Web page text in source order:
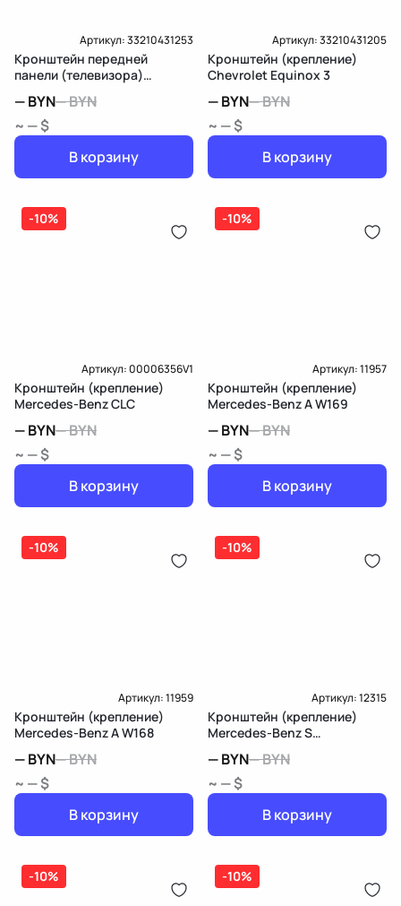
Артикул:33210431253
Кронштейн передней
панели (телевизора)
—BYN—BYN
~ — $
В корзину
Артикул:33210431205
Кронштейн (крепление)
Chevrolet Equinox 3
—BYN—BYN
~ — $
В корзину
-10%
Артикул:00006356V1
Кронштейн (крепление)
Mercedes-Benz CLC
—BYN—BYN
~ — $
В корзину
-10%
Артикул:11957
Кронштейн (крепление)
Mercedes-Benz A W169
—BYN—BYN
~ — $
В корзину
-10%
Артикул:11959
Кронштейн (крепление)
Mercedes-Benz A W168
—BYN—BYN
~ — $
В корзину
-10%
Артикул:12315
Кронштейн (крепление)
Mercedes-Benz S
—BYN—BYN
~ — $
В корзину
-10% -10%